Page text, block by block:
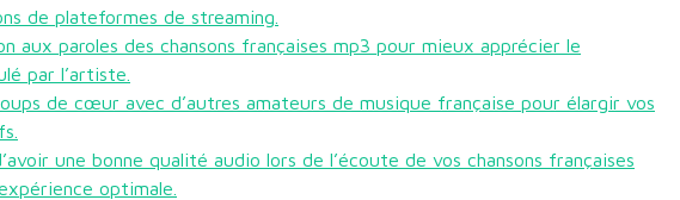
de plateformes de streaming.
aux paroles des chansons françaises mp3 pour mieux apprécier le
par l’artiste.
de cœur avec d’autres amateurs de musique française pour élargir vos
une bonne qualité audio lors de l’écoute de vos chansons françaises
optimale.